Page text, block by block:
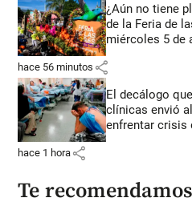
¿Aún no tiene
de la Feria de
miércoles 5 de
hace 56 minutos share
El decálogo
clínicas envió
enfrentar crisis
hace 1 hora share
Te recomendamos